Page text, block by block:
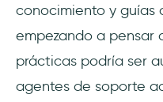
conocimiento y guías
empezando a pensar
prácticas podría ser
agentes de soporte